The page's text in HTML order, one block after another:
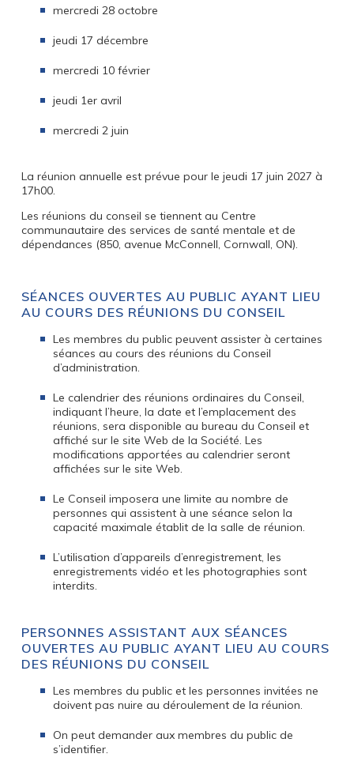
mercredi 28 octobre
jeudi 17 décembre
mercredi 10 février
jeudi 1er avril
mercredi 2 juin
La réunion annuelle est prévue pour le jeudi 17 juin 2027 à
17h00.
Les réunions du conseil se tiennent au Centre
communautaire des services de santé mentale et de
dépendances (850, avenue McConnell, Cornwall, ON).
SÉANCES OUVERTES AU PUBLIC AYANT LIEU
AU COURS DES RÉUNIONS DU CONSEIL
Les membres du public peuvent assister à certaines
séances au cours des réunions du Conseil
d’administration.
Le calendrier des réunions ordinaires du Conseil,
indiquant l’heure, la date et l’emplacement des
réunions, sera disponible au bureau du Conseil et
affiché sur le site Web de la Société. Les
modifications apportées au calendrier seront
affichées sur le site Web.
Le Conseil imposera une limite au nombre de
personnes qui assistent à une séance selon la
capacité maximale établit de la salle de réunion.
L’utilisation d’appareils d’enregistrement, les
enregistrements vidéo et les photographies sont
interdits.
PERSONNES ASSISTANT AUX SÉANCES
OUVERTES AU PUBLIC AYANT LIEU AU COURS
DES RÉUNIONS DU CONSEIL
Les membres du public et les personnes invitées ne
doivent pas nuire au déroulement de la réunion.
On peut demander aux membres du public de
s’identifier.